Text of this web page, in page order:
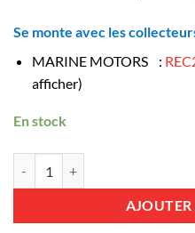
Se monte avec les
MARINE MOTORS :
afficher)
En stock